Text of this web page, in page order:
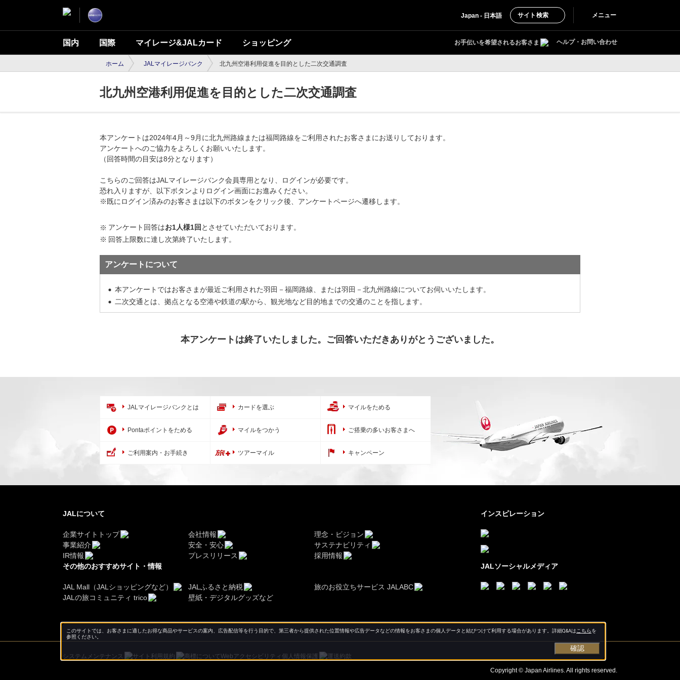
Japan - 日本語 サイト検索 メニュー
国内 国際 マイレージ&JALカード ショッピング お手伝いを希望されるお客さま ヘルプ・お問い合わせ
ホーム JALマイレージバンク 北九州空港利用促進を目的とした二次交通調査
北九州空港利用促進を目的とした二次交通調査
本アンケートは2024年4月～9月に北九州路線または福岡路線をご利用されたお客さまにお送りしております。
アンケートへのご協力をよろしくお願いいたします。
（回答時間の目安は8分となります）
こちらのご回答はJALマイレージバンク会員専用となり、ログインが必要です。
恐れ入りますが、以下ボタンよりログイン画面にお進みください。
※既にログイン済みのお客さまは以下のボタンをクリック後、アンケートページへ遷移します。
アンケート回答はお1人様1回 とさせていただいております。
回答上限数に達し次第終了いたします。
アンケートについて
本アンケートではお客さまが最近ご利用された羽田－福岡路線、または羽田－北九州路線についてお伺いいたします。
二次交通とは、拠点となる空港や鉄道の駅から、観光地など目的地までの交通のことを指します。
本アンケートは終了いたしました。ご回答いただきありがとうございました。
JALマイレージバンクとは カードを選ぶ マイルをためる
Pontaポイントをためる マイルをつかう ご搭乗の多いお客さまへ
ご利用案内・お手続き ツアーマイル キャンペーン
JALについて
企業サイトトップ 会社情報
理念・ビジョン
事業紹介
安全・安心
サステナビリティ
IR情報
プレスリリース 採用情報
インスピレーション
その他のおすすめサイト・情報
JAL Mall（JALショッピングなど） JALふるさと納税
旅のお役立ちサービス JALABC
JALの旅コミュニティ trico
壁紙・デジタルグッズなど
JALソーシャルメディア
システムメンテナンス サイト利用規約 商標についてWebアクセシビリティ 個人情報保護
運送約款
Copyright © Japan Airlines. All rights reserved.
このサイトでは、お客さまに適したお得な商品やサービスの案内、広告配信等を行う目的で、第三者から提供された位置情報や広告データなどの情報をお客さまの個人データと結びつけて利用する場合があります。詳細Q&Aは こちらを
参照ください。
確認